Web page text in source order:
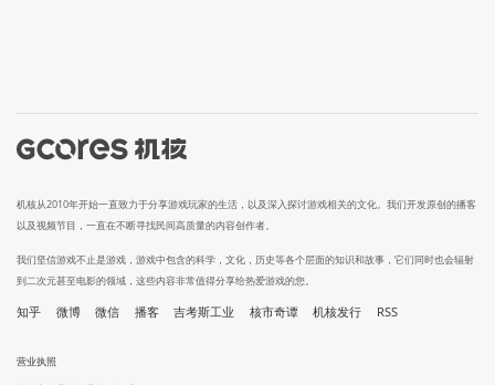
机核从2010年开始一直致力于分享游戏玩家的生活，以及深入探讨游戏相关的文化。我们开发原创的播客
以及视频节目，一直在不断寻找民间高质量的内容创作者。
我们坚信游戏不止是游戏，游戏中包含的科学，文化，历史等各个层面的知识和故事，它们同时也会辐射
到二次元甚至电影的领域，这些内容非常值得分享给热爱游戏的您。
知乎 微博 微信 播客 吉考斯工业 核市奇谭 机核发行 RSS
营业执照